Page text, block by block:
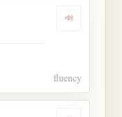
Dengarkan
fluency